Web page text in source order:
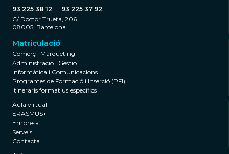
93 225 38 12
93 225 37 92
C/ Doctor Trueta, 206
08005, Barcelona
Matriculació
Comerç i Màrqueting
Administració i Gestió
Informàtica i Comunicacions
Programes de Formació i Inserció (PFI)
Itineraris formatius específics
Aula virtual
ERASMUS+
Empresa
Serveis
Contacta